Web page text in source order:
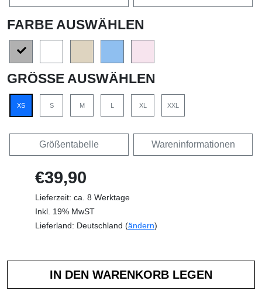
FARBE AUSWÄHLEN
GRÖSSE AUSWÄHLEN
XS S M L XL XXL
Größentabelle Wareninformationen
€39,90
Lieferzeit: ca. 8 Werktage
Inkl. 19% MwST
Lieferland: Deutschland (ändern)